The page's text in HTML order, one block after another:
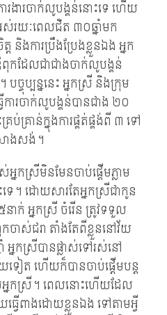
ងារចាក់លូបង្គន់នោះទេ ហើយ
អស់រយៈពេលជិត ៣០ឆ្នាំមក
និងការប្រឹងប្រែងខ្លួនឯង អ្នក
ពុកដែលជាជាងចាក់លូបង្គន់
បច្ចុប្បន្ននេះ អ្នកស្រី និងក្រុម
ការចាក់លូបង្គន់បានជាង ២០
ប់គ្រាន់ក្នុងការផ្គត់ផ្គង់ពី ៣ ទៅ
ាងសង់។
អ្នកស្រីមិនមែនចាប់ផ្តើមភ្លាម
េ។ ដោយសារតែអ្នកស្រីជាកូន
ាក់ អ្នកស្រី ចំរើន ត្រូវទទួល
ចាស់ជរា តាំងតែពីខ្លួននៅវ័យ
នកស្រីបានផ្លាស់ទៅរស់នៅ
ទៀត ហើយក៏បានចាប់ផ្តើមបន្ត
នកស្រី។ ពេលនោះហើយដែល
ធ្វើពាងដោយខ្លួនឯង ទៅតាមអ្វី